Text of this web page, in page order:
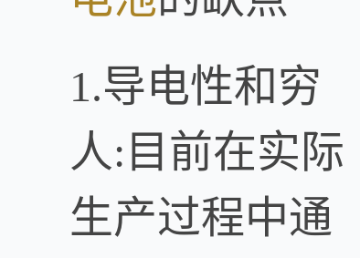
1.导电性和穷
人:目前在实际
生产过程中通